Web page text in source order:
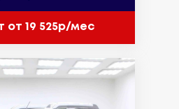
от 19 525р/мес